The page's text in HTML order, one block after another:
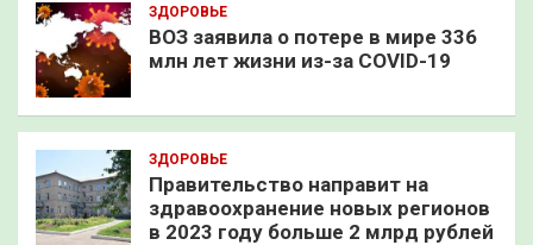
ЗДОРОВЬЕ
ВОЗ заявила о потере в мире 336
млн лет жизни из-за COVID-19
ЗДОРОВЬЕ
Правительство направит на
здравоохранение новых регионов
в 2023 году больше 2 млрд рублей